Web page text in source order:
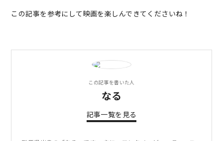
この記事を参考にして映画を楽しんできてくださいね！
この記事を書いた人
なる
記事一覧を見る